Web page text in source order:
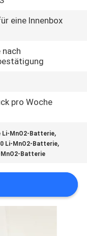
eine Innenbox
nach
pro Woche
Li-MnO2-Batterie,
Li-MnO2-Batterie,
MnO2-Batterie